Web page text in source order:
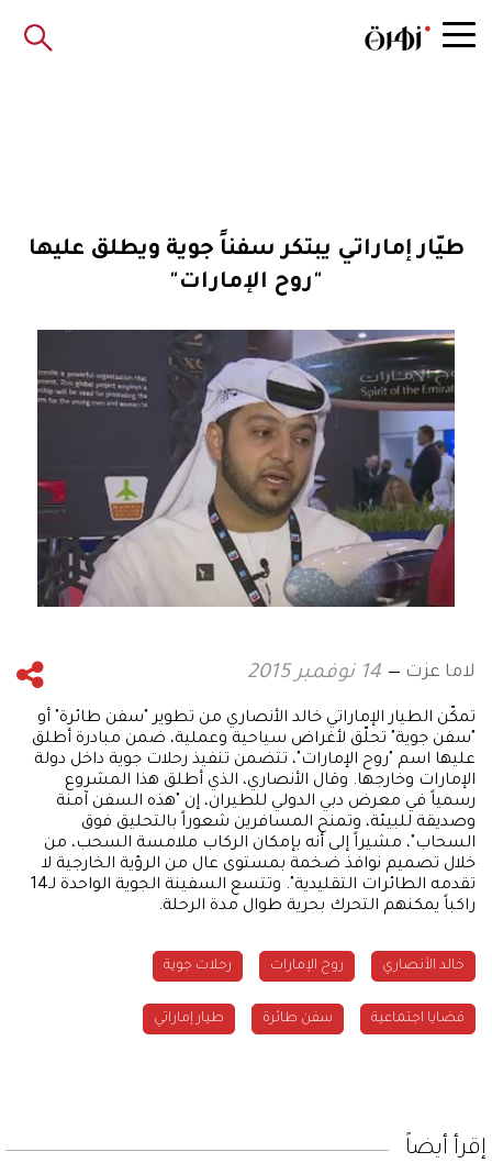
طيّار إماراتي يبتكر سفناً جوية ويطلق عليها
"روح الإمارات"
لاما عزت 14 نوفمبر 2015
تمكّن الطيار الإماراتي خالد الأنصاري من تطوير "سفن طائرة" أو
"سفن جوية" تحلّق لأغراض سياحية وعملية، ضمن مبادرة أطلق
عليها اسم "روح الإمارات"، تتضمن تنفيذ رحلات جوية داخل دولة
الإمارات وخارجها. وقال الأنصاري، الذي أطلق هذا المشروع
رسمياً في معرض دبي الدولي للطيران، إن "هذه السفن آمنة
وصديقة للبيئة، وتمنح المسافرين شعوراً بالتحليق فوق
السحاب"، مشيراً إلى أنه بإمكان الركاب ملامسة السحب، من
خلال تصميم نوافذ ضخمة بمستوى عال من الرؤية الخارجية لا
تقدمه الطائرات التقليدية". وتتسع السفينة الجوية الواحدة لـ14
راكباً يمكنهم التحرك بحرية طوال مدة الرحلة.
خالد الأنصاري روح الإمارات رحلات جوية
قضايا اجتماعية سفن طائرة طيار إماراتي
إقرأ أيضاً